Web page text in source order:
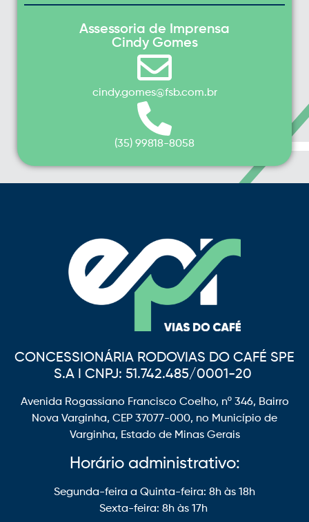
Assessoria de Imprensa
Cindy Gomes
cindy.gomes@fsb.com.br
(35) 99818-8058
CONCESSIONÁRIA RODOVIAS DO CAFÉ SPE
S.A I CNPJ: 51.742.485/0001-20
Avenida Rogassiano Francisco Coelho, nº 346, Bairro
Nova Varginha, CEP 37077-000, no Município de
Varginha, Estado de Minas Gerais
Horário administrativo:
Segunda-feira a Quinta-feira: 8h às 18h
Sexta-feira: 8h às 17h